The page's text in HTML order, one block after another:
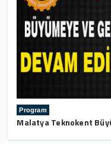
Program
Malatya Teknokent